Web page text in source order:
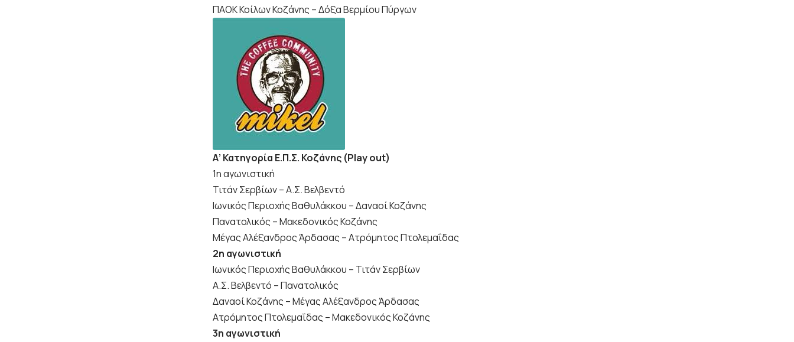
ΠΑΟΚ Κοίλων Κοζάνης – Δόξα Βερμίου Πύργων
Α’ Κατηγορία Ε.Π.Σ. Κοζάνης (Play οut)
1η αγωνιστική
Τιτάν Σερβίων – Α.Σ. Βελβεντό
Ιωνικός Περιοχής Βαθυλάκκου – Δαναοί Κοζάνης
Πανατολικός – Μακεδονικός Κοζάνης
Μέγας Αλέξανδρος Άρδασας – Ατρόμητος Πτολεμαΐδας
2η αγωνιστική
Ιωνικός Περιοχής Βαθυλάκκου – Τιτάν Σερβίων
Α.Σ. Βελβεντό – Πανατολικός
Δαναοί Κοζάνης – Μέγας Αλέξανδρος Άρδασας
Ατρόμητος Πτολεμαΐδας – Μακεδονικός Κοζάνης
3η αγωνιστική